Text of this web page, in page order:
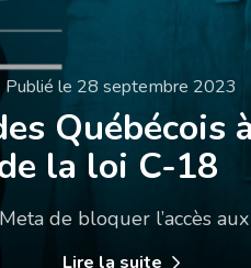
Publié le 28 septembre 2023
Québécois
la loi C-18
de bloquer l’accès
Lire la suite